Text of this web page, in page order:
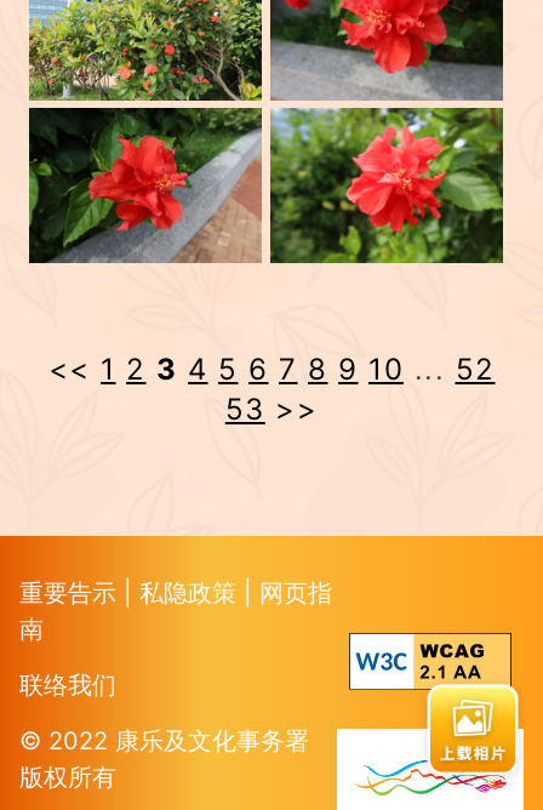
<< 1 2 3 4 5 6 7 8 9 10 ... 52
53 >>
重要告示 私隐政策
网页指
南
联络我们
© 2022 康乐及文化事务署
版权所有